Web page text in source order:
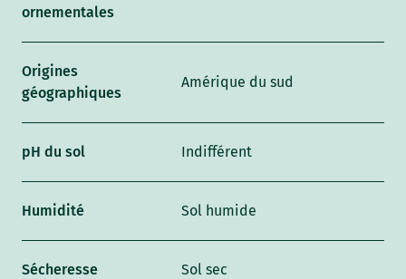
ornementales
Origines
géographiques
Amérique du sud
pH du sol Indifférent
Humidité Sol humide
Sécheresse Sol sec